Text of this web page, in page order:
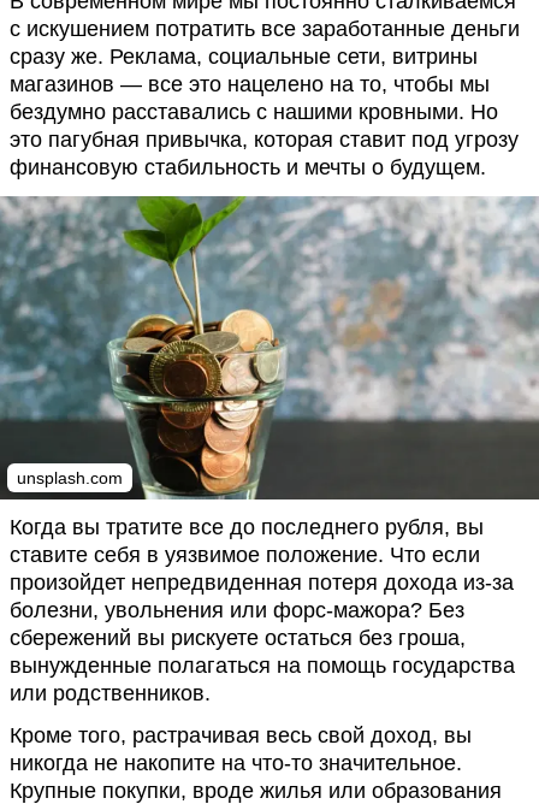
с искушением потратить все заработанные деньги
сразу же. Реклама, социальные сети, витрины
магазинов — все это нацелено на то, чтобы мы
бездумно расставались с нашими кровными. Но
это пагубная привычка, которая ставит под угрозу
финансовую стабильность и мечты о будущем.
unsplash.com
Когда вы тратите все до последнего рубля, вы
ставите себя в уязвимое положение. Что если
произойдет непредвиденная потеря дохода из-за
болезни, увольнения или форс-мажора? Без
сбережений вы рискуете остаться без гроша,
вынужденные полагаться на помощь государства
или родственников.
Кроме того, растрачивая весь свой доход, вы
никогда не накопите на что-то значительное.
Крупные покупки, вроде жилья или образования